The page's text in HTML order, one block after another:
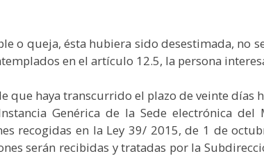
o queja, ésta hubiera sido desestimada, no
en el artículo 12.5, la persona
que haya transcurrido el plazo de veinte días
Genérica de la Sede electrónica
recogidas en la Ley 39/ 2015, de 1 de
serán recibidas y tratadas por la